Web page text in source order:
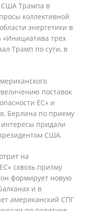
США Трампа в
коллективной
энергетики в
«Инициатива трех
Трамп по сути, в
поставок
ЕС» и
Берлина по приему
интересы придали
США.
на
сквозь призму
формирует новую
и в
американский СПГ